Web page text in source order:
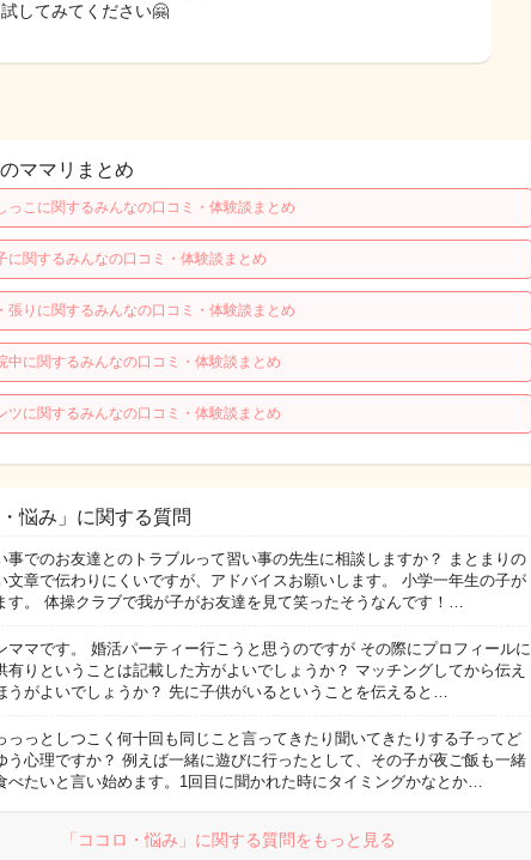
してみてください🤗
ママリまとめ
っこに関するみんなの口コミ・体験談まとめ
に関するみんなの口コミ・体験談まとめ
張りに関するみんなの口コミ・体験談まとめ
中に関するみんなの口コミ・体験談まとめ
ツに関するみんなの口コミ・体験談まとめ
・悩み」に関する質問
事でのお友達とのトラブルって習い事の先生に相談しますか？ まとまりの
文章で伝わりにくいですが、アドバイスお願いします。 小学一年生の子が
す。 体操クラブで我が子がお友達を見て笑ったそうなんです！…
ママです。 婚活パーティー行こうと思うのですが その際にプロフィールに
有りということは記載した方がよいでしょうか？ マッチングしてから伝え
うがよいでしょうか？ 先に子供がいるということを伝えると…
っっとしつこく何十回も同じこと言ってきたり聞いてきたりする子ってど
う心理ですか？ 例えば一緒に遊びに行ったとして、その子が夜ご飯も一緒
べたいと言い始めます。1回目に聞かれた時にタイミングかなとか…
「ココロ・悩み」に関する質問をもっと見る